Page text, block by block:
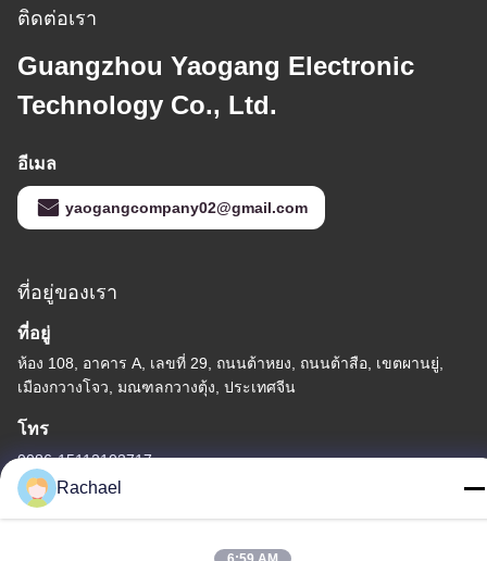
ติดต่อเรา
Guangzhou Yaogang Electronic
Technology Co., Ltd.
อีเมล
yaogangcompany02@gmail.com
ที่อยู่ของเรา
ที่อยู่
ห้อง 108, อาคาร A, เลขที่ 29, ถนนต้าหยง, ถนนต้าสือ, เขตผานยู่,
เมืองกวางโจว, มณฑลกวางตุ้ง, ประเทศจีน
โทร
0086-15112103717
Rachael